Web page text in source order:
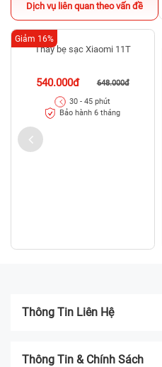
Dịch vụ liên quan theo vấn đề
Thay bẹ sạc Xiaomi 11T
540.000đ 648.000đ
Giảm 16%
30 - 45 phút
Bảo hành 6 tháng
Thông Tin Liên Hệ
Thông Tin & Chính Sách